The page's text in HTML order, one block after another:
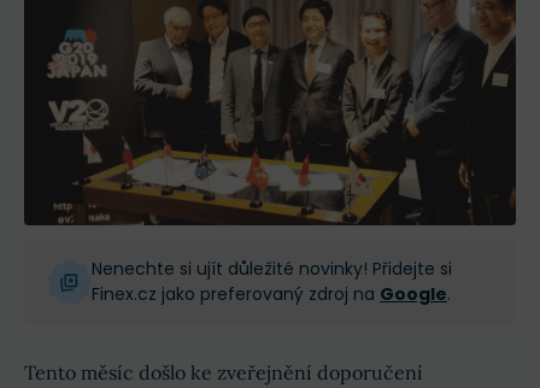
Nenechte si ujít důležité novinky! Přidejte si
Finex.cz jako preferovaný zdroj na Google.
Tento měsíc došlo ke zveřejnění doporučení